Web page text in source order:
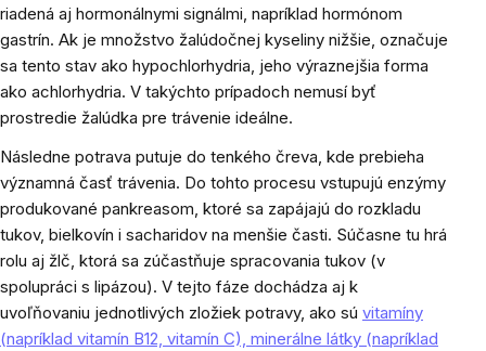
riadená aj hormonálnymi signálmi, napríklad hormónom
gastrín. Ak je množstvo žalúdočnej kyseliny nižšie, označuje
sa tento stav ako hypochlorhydria, jeho výraznejšia forma
ako achlorhydria. V takýchto prípadoch nemusí byť
prostredie žalúdka pre trávenie ideálne.
Následne potrava putuje do tenkého čreva, kde prebieha
významná časť trávenia. Do tohto procesu vstupujú enzýmy
produkované pankreasom, ktoré sa zapájajú do rozkladu
tukov, bielkovín i sacharidov na menšie časti. Súčasne tu hrá
rolu aj žlč, ktorá sa zúčastňuje spracovania tukov (v
spolupráci s lipázou). V tejto fáze dochádza aj k
uvoľňovaniu jednotlivých zložiek potravy, ako sú vitamíny
(napríklad vitamín B12, vitamín C), minerálne látky (napríklad